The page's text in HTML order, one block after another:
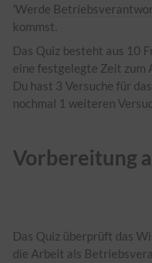
'Werde
kommst.
Das Quiz besteht aus 10
eine festgelegte Zeit zum
Du hast 3 Versuche für
nochmal 1 weiteren
Vorbereitung
Das Quiz überprüft das
die Arbeit als